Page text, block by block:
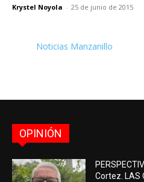
Krystel Noyola - 25 de junio de 2015
Noticias Manzanillo
OPINIÓN
Cortez. LAS